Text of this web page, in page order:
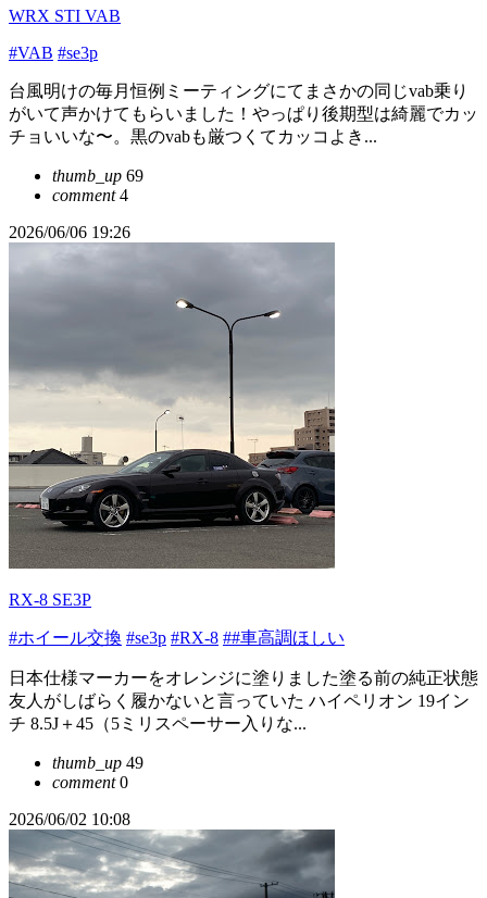
WRX STI VAB
#VAB #se3p
台風明けの毎月恒例ミーティングにてまさかの同じvab乗り
がいて声かけてもらいました！やっぱり後期型は綺麗でカッ
チョいいな〜。黒のvabも厳つくてカッコよき...
thumb_up 69
comment4
2026/06/06 19:26
RX-8 SE3P
#ホイール交換 #se3p #RX-8 ##車高調ほしい
日本仕様マーカーをオレンジに塗りました塗る前の純正状態
友人がしばらく履かないと言っていた ハイペリオン 19イン
チ 8.5J＋45（5ミリスペーサー入りな...
thumb_up 49
comment0
2026/06/02 10:08